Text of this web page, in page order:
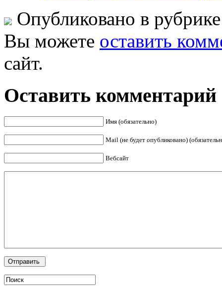
Опубликовано в
Вы можете оставить
сайт.
Оставить комментарий
Имя (обязательно)
Mail (не будет опубликовано)
Вебсайт